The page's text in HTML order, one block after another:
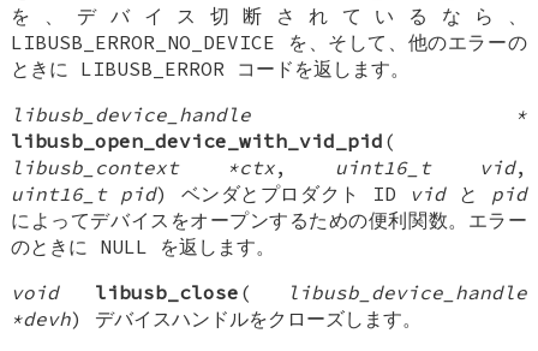
を、デバイス切断されているなら、
LIBUSB_ERROR_NO_DEVICE を、そして、他のエラーの
ときに LIBUSB_ERROR コードを返します。
libusb_device_handle *
libusb_open_device_with_vid_pid (
libusb_context *ctx, uint16_t vid,
uint16_t pid) ベンダとプロダクト ID vidと pid
によってデバイスをオープンするための便利関数。エラー
のときに NULL を返します。
void
libusb_close (
libusb_device_handle
*devh) デバイスハンドルをクローズします。